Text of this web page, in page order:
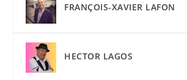
FRANÇOIS-XAVIER LAFON
HECTOR LAGOS